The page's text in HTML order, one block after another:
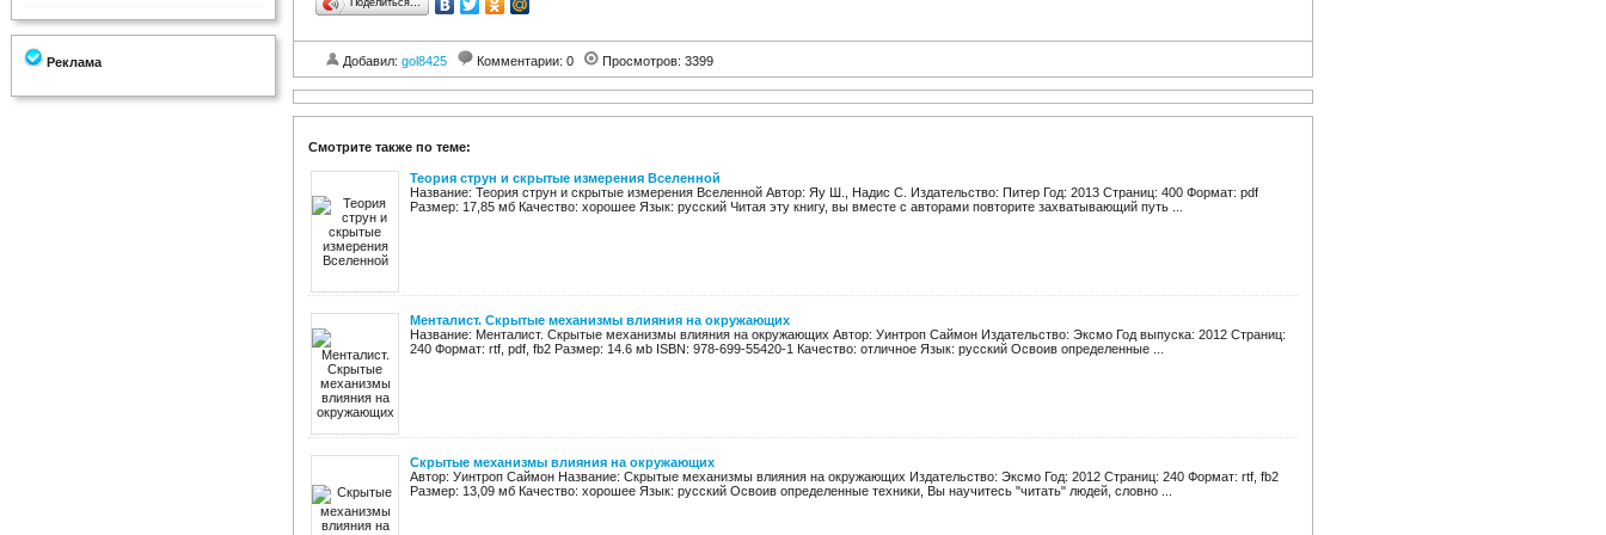
Реклама
Поделиться…
Добавил: gol8425 Комментарии: 0 Просмотров: 3399
Смотрите также по теме:
Теория струн и скрытые измерения Вселенной
Название: Теория струн и скрытые измерения Вселенной Автор: Яу Ш., Надис С. Издательство: Питер Год: 2013 Страниц: 400 Формат: pdf
Размер: 17,85 мб Качество: хорошее Язык: русский Читая эту книгу, вы вместе с авторами повторите захватывающий путь ...
Менталист. Скрытые механизмы влияния на окружающих
Название: Менталист. Скрытые механизмы влияния на окружающих Автор: Уинтроп Саймон Издательство: Эксмо Год выпуска: 2012 Страниц:
240 Формат: rtf, pdf, fb2 Размер: 14.6 мb ISBN: 978-699-55420-1 Качество: отличное Язык: русский Освоив определенные ...
Скрытые механизмы влияния на окружающих
Автор: Уинтроп Саймон Название: Скрытые механизмы влияния на окружающих Издательство: Эксмо Год: 2012 Страниц: 240 Формат: rtf, fb2
Размер: 13,09 мб Качество: хорошее Язык: русский Освоив определенные техники, Вы научитесь "читать" людей, словно ...